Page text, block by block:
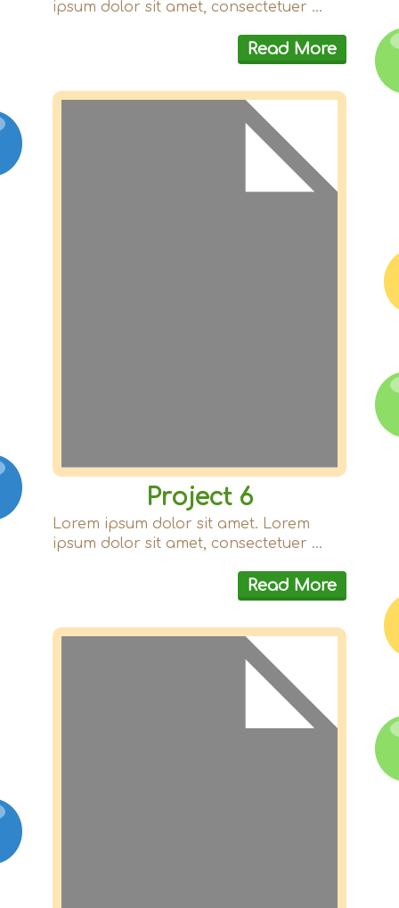
ipsum dolor sit amet, consectetuer ...
Read More
Project 6
Lorem ipsum dolor sit amet. Lorem
ipsum dolor sit amet, consectetuer ...
Read More